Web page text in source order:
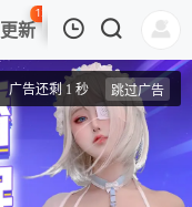
更新
121
热榜 APP
1